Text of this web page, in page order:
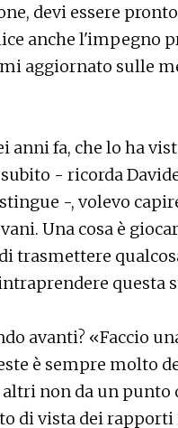
devi essere
anche l'impegno
aggiornato sulle
fa, che lo ha
- ricorda
-, volevo
Una cosa è
trasmettere
questa
avanti? «Faccio
è sempre molto
non da un punto
di vista dei